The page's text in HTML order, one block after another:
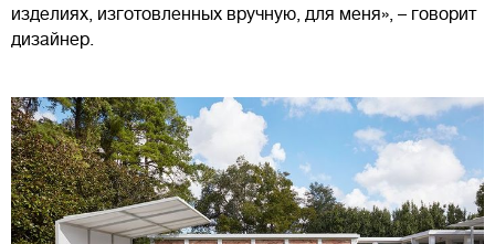
изделиях, изготовленных вручную, для меня», – говорит
дизайнер.